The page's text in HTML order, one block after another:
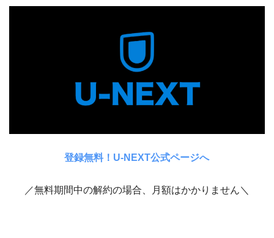
登録無料！U-NEXT公式ページへ
／無料期間中の解約の場合、月額はかかりません＼